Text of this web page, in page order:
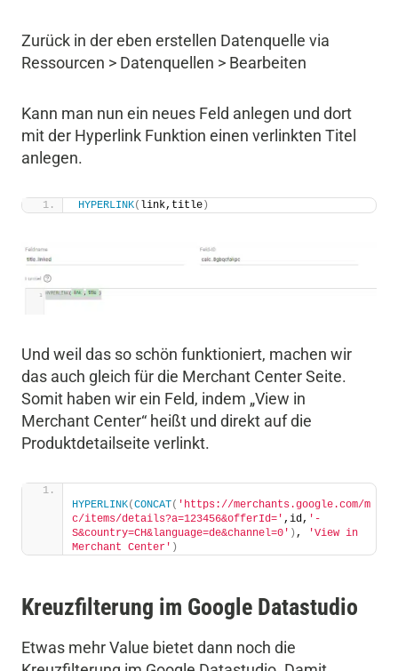
Zurück in der eben erstellen Datenquelle via
Ressourcen > Datenquellen > Bearbeiten
Kann man nun ein neues Feld anlegen und dort
mit der Hyperlink Funktion einen verlinkten Titel
anlegen.
HYPERLINK( link,title)
Und weil das so schön funktioniert, machen wir
das auch gleich für die Merchant Center Seite.
Somit haben wir ein Feld, indem „View in
Merchant Center“ heißt und direkt auf die
Produktdetailseite verlinkt.
HYPERLINK(CONCAT( 'https://merchants.google.com/m
c/items/details?a=123456&offerId=' ,id, '-
S&country=CH&language=de&channel=0' ) ,
'View in
Merchant Center' )
Kreuzfilterung im Google Datastudio
Etwas mehr Value bietet dann noch die